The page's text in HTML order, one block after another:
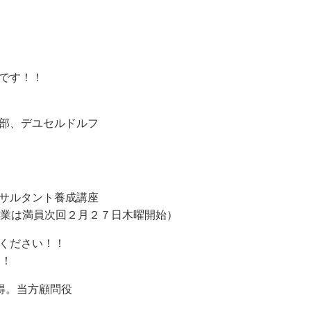
す！！
、デユセルドルフ
ルタント養成講座
は満員次回２月２７日木曜開始）
ださい！！
。当方顧問役